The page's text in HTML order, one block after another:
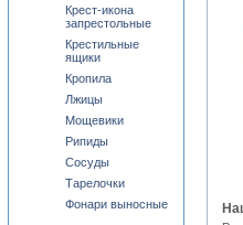
Крест-икона
запрестольные
Крестильные
ящики
Кропила
Лжицы
Мощевики
Рипиды
Сосуды
Тарелочки
Фонари выносные